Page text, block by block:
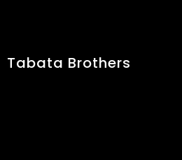
Tabata Brothers